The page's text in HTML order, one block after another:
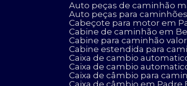
Auto peças de caminhão
Auto peças para
Cabeçote para motor em
Cabine de caminhão em
Cabine para caminhão valor
Cabine estendida para
Caixa de cambio
Caixa de cambio
Caixa de câmbio para
Caixa de câmbio em